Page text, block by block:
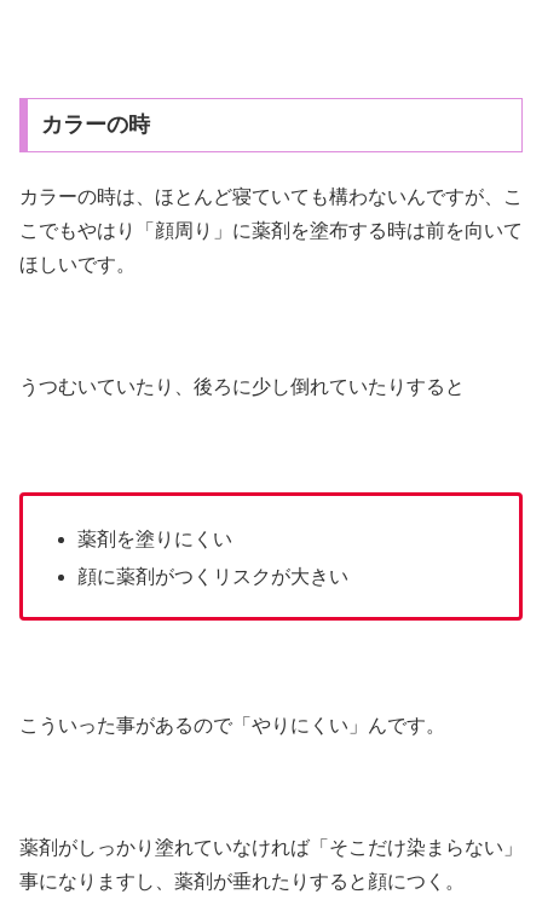
カラーの時
カラーの時は、ほとんど寝ていても構わないんですが、こ
こでもやはり「顔周り」に薬剤を塗布する時は前を向いて
ほしいです。
うつむいていたり、後ろに少し倒れていたりすると
薬剤を塗りにくい
顔に薬剤がつくリスクが大きい
こういった事があるので「やりにくい」んです。
薬剤がしっかり塗れていなければ「そこだけ染まらない」
事になりますし、薬剤が垂れたりすると顔につく。